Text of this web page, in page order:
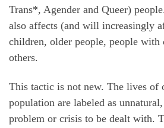
Trans*, Agender and Queer)
also affects (and will increasingly
children, older people, people with
others.
This tactic is not new. The lives of
population are labeled as
problem or crisis to be dealt with.